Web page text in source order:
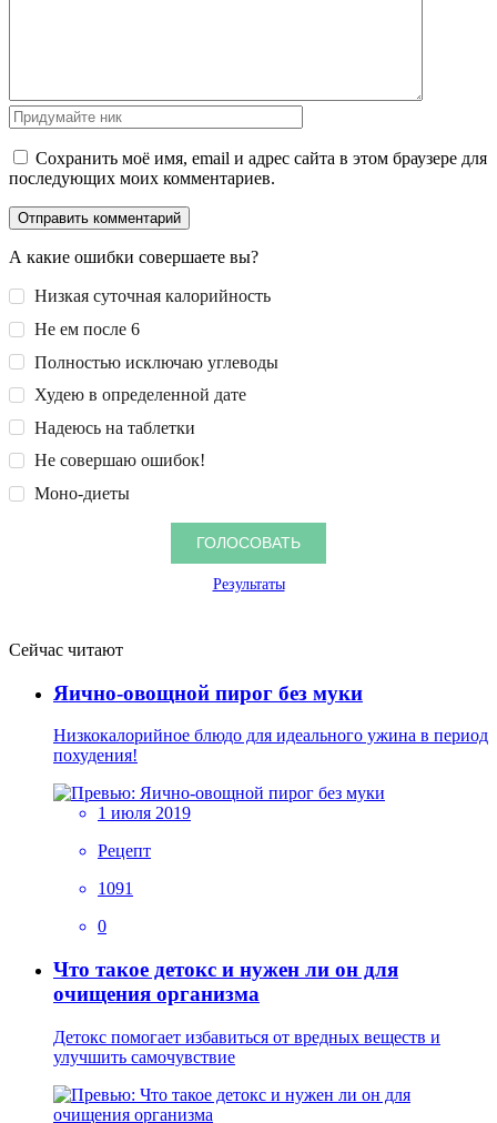
Сохранить моё имя, email и адрес сайта в этом браузере для
последующих моих комментариев.
А какие ошибки совершаете вы?
Низкая суточная калорийность
Не ем после 6
Полностью исключаю углеводы
Худею в определенной дате
Надеюсь на таблетки
Не совершаю ошибок!
Моно-диеты
Результаты
Сейчас читают
Яично-овощной пирог без муки
Низкокалорийное блюдо для идеального ужина в период
похудения!
1 июля 2019
Рецепт
1091
0
Что такое детокс и нужен ли он для
очищения организма
Детокс помогает избавиться от вредных веществ и
улучшить самочувствие